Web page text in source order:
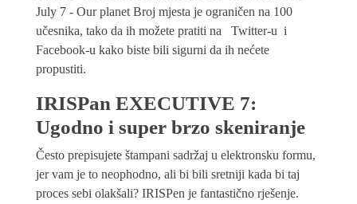
July 7 - Our planet Broj mjesta je ograničen na 100
učesnika, tako da ih možete pratiti na Twitter-u i
Facebook-u kako biste bili sigurni da ih nećete
propustiti.
IRISPan EXECUTIVE 7:
Ugodno i super brzo skeniranje
Često prepisujete štampani sadržaj u elektronsku formu,
jer vam je to neophodno, ali bi bili sretniji kada bi taj
proces sebi olakšali? IRISPen je fantastično rješenje.